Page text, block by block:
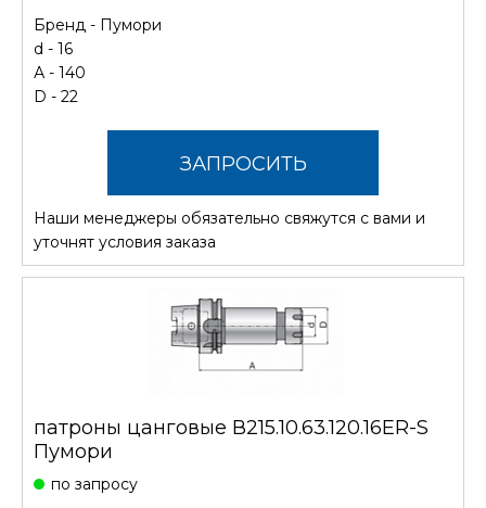
Бренд - Пумори
d - 16
А - 140
D - 22
ЗАПРОСИТЬ
СТОИМОСТЬ
Наши менеджеры обязательно свяжутся с вами и
уточнят условия заказа
патроны цанговые В215.10.63.120.16ER-S
Пумори
по запросу